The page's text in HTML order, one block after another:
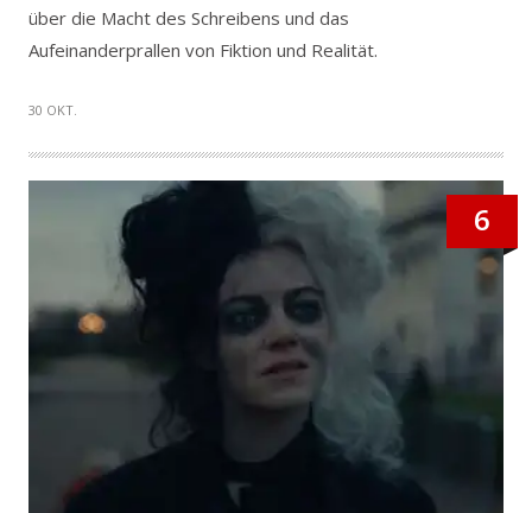
über die Macht des Schreibens und das
Aufeinanderprallen von Fiktion und Realität.
30 OKT.
6